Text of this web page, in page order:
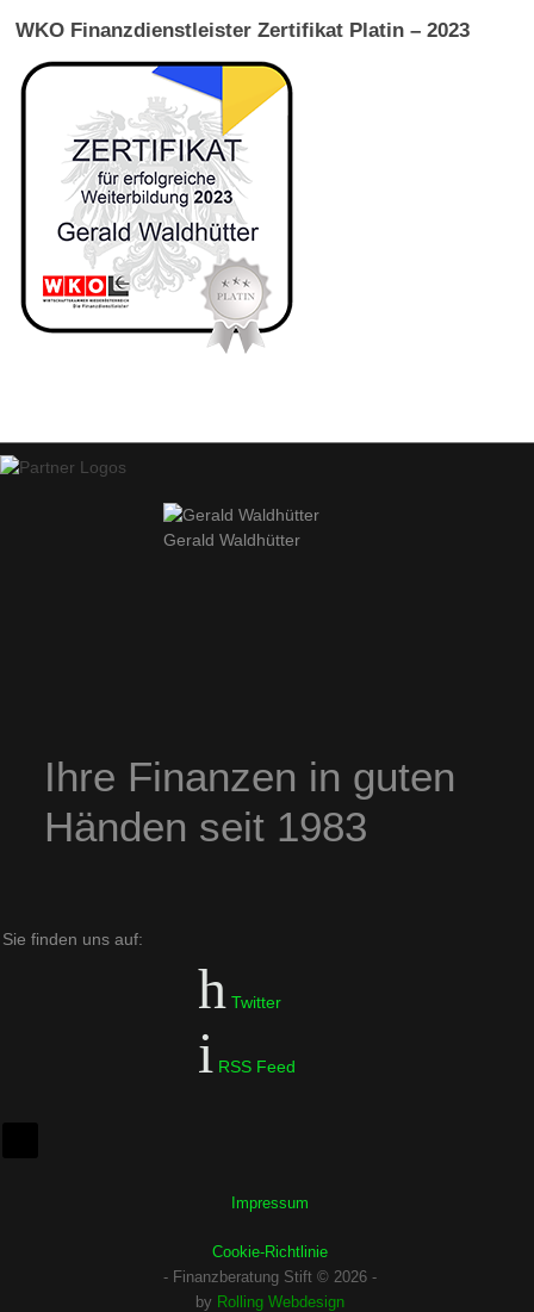
WKO Finanzdienstleister Zertifikat Platin – 2023
Gerald Waldhütter
Ihre Finanzen in guten
Händen seit 1983
Sie finden uns auf:
Twitter
RSS Feed
Impressum
Cookie-Richtlinie
- Finanzberatung Stift © 2026 -
by Rolling Webdesign